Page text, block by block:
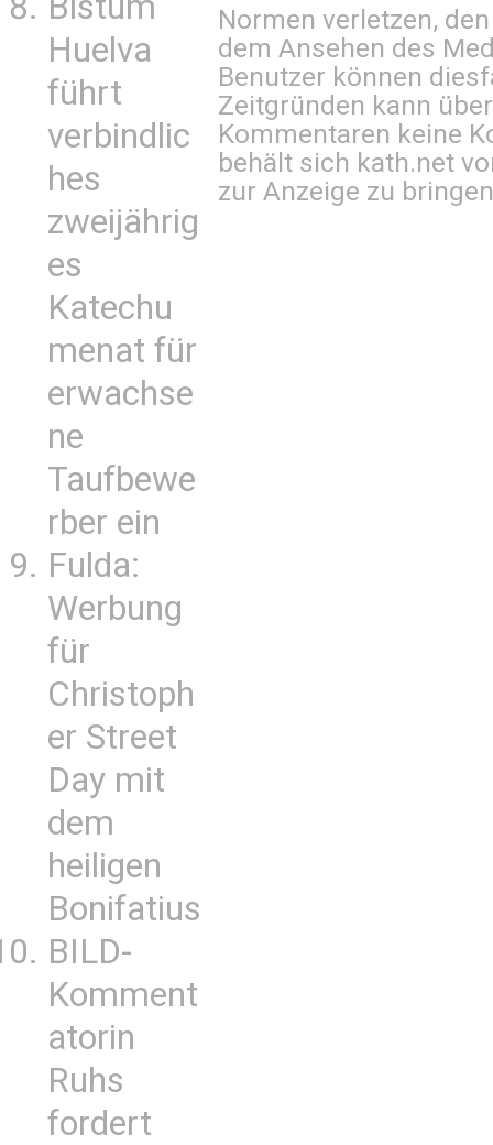
Huelva
führt
verbindlic
hes
zweijährig
es
Katechu
menat für
erwachse
ne
Taufbewe
rber ein
Fulda:
Werbung
für
Christoph
er Street
Day mit
dem
heiligen
Bonifatius
BILD-
Komment
atorin
Ruhs
fordert
Normen verletzen,
dem Ansehen des
Benutzer können
Zeitgründen kann
Kommentaren keine
behält sich kath.net
zur Anzeige zu